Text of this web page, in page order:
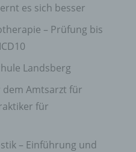
es sich besser
– Prüfung bis
Landsberg
Amtsarzt für
für
– Einführung und